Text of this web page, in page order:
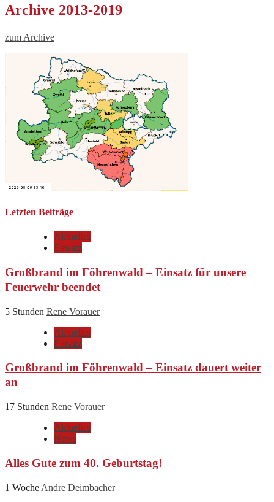
Archive 2013-2019
zum Archive
Letzten Beiträge
Aktuelles
Einsatz
Großbrand im Föhrenwald – Einsatz für unsere
Feuerwehr beendet
5 Stunden Rene Vorauer
Aktuelles
Einsatz
Großbrand im Föhrenwald – Einsatz dauert weiter
an
17 Stunden Rene Vorauer
Aktuelles
News
Alles Gute zum 40. Geburtstag!
1 Woche Andre Deimbacher